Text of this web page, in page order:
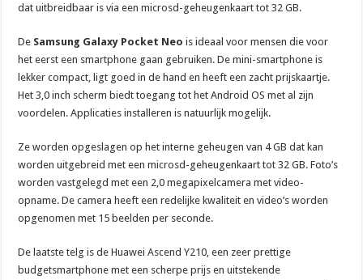
dat uitbreidbaar is via een microsd-geheugenkaart tot 32 GB.
De Samsung Galaxy Pocket Neo is ideaal voor mensen die voor
het eerst een smartphone gaan gebruiken. De mini-smartphone is
lekker compact, ligt goed in de hand en heeft een zacht prijskaartje.
Het 3,0 inch scherm biedt toegang tot het Android OS met al zijn
voordelen. Applicaties installeren is natuurlijk mogelijk.
Ze worden opgeslagen op het interne geheugen van 4 GB dat kan
worden uitgebreid met een microsd-geheugenkaart tot 32 GB. Foto’s
worden vastgelegd met een 2,0 megapixelcamera met video-
opname. De camera heeft een redelijke kwaliteit en video’s worden
opgenomen met 15 beelden per seconde.
De laatste telg is de Huawei Ascend Y210, een zeer prettige
budgetsmartphone met een scherpe prijs en uitstekende